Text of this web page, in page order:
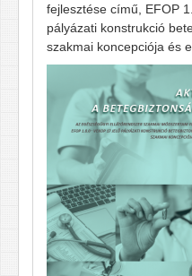
fejlesztése című, EFOP
pályázati konstrukció
szakmai koncepciója és